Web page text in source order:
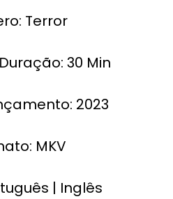
Terror
30 Min
2023
MKV
| Inglês